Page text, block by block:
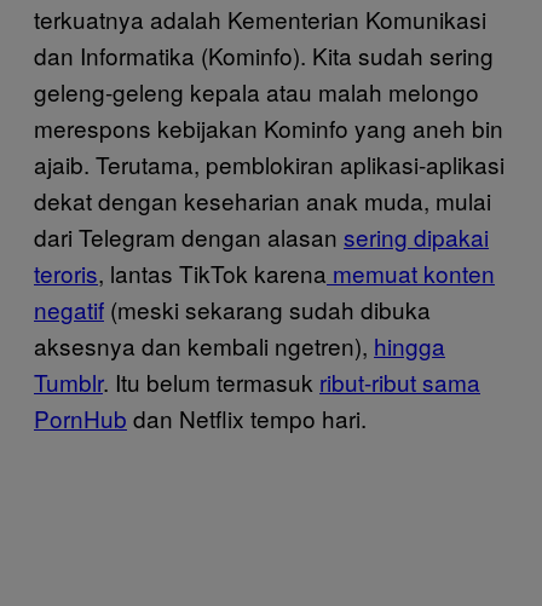
terkuatnya adalah Kementerian Komunikasi
dan Informatika (Kominfo). Kita sudah sering
geleng-geleng kepala atau malah melongo
merespons kebijakan Kominfo yang aneh bin
ajaib. Terutama, pemblokiran aplikasi-aplikasi
dekat dengan keseharian anak muda, mulai
dari Telegram dengan alasan sering dipakai
teroris, lantas TikTok karena memuat konten
negatif (meski sekarang sudah dibuka
aksesnya dan kembali ngetren), hingga
Tumblr. Itu belum termasuk ribut-ribut sama
PornHub dan Netflix tempo hari.